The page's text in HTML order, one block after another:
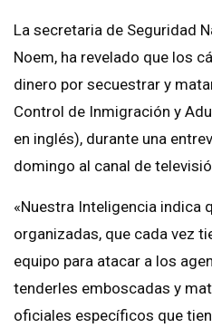
La secretaria de Seguridad
Noem, ha revelado que los
dinero por secuestrar y
Control de Inmigración y
en inglés), durante una
domingo al canal de
«Nuestra Inteligencia indica
organizadas, que cada vez
equipo para atacar a los
tenderles emboscadas y
oficiales específicos que